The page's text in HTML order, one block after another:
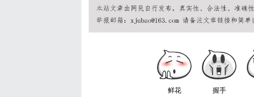
鲜花 握手